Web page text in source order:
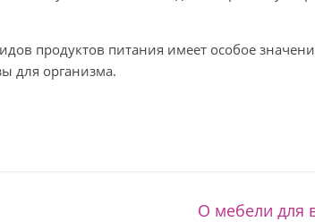
продуктов питания имеет особое
для организма.
О мебели для